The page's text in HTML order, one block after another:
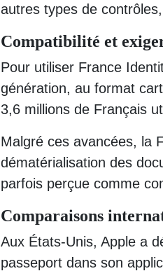
autres types de
Compatibilité et
Pour utiliser France
génération, au format
3,6 millions de Français
Malgré ces avancées, la
dématérialisation des
parfois perçue comme
Comparaisons
Aux États-Unis, Apple a
passeport dans son